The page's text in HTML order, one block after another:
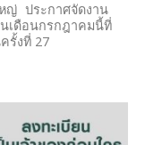
ญ่ ประกาศจัดงาน
นเดือนกรกฎาคมนี้ที่
รั้งที่ 27